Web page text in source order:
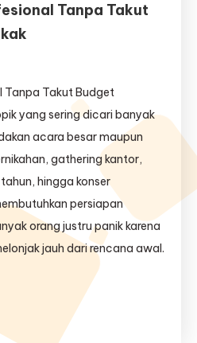
Tanpa Takut
Tanpa Takut Budget
yang sering dicari banyak
acara besar maupun
gathering kantor,
hingga konser
persiapan
orang justru panik karena
jauh dari rencana awal.